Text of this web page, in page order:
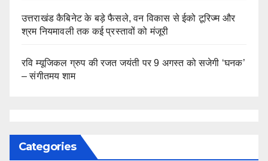
उत्तराखंड कैबिनेट के बड़े फैसले, वन विकास से ईको टूरिज्म और
श्रम नियमावली तक कई प्रस्तावों को मंजूरी
रवि म्यूजिकल ग्रुप की रजत जयंती पर 9 अगस्त को सजेगी ‘घनक’
– संगीतमय शाम
Categories